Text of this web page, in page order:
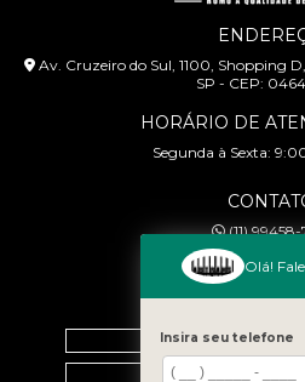
Av. Cruzeiro do Sul, 1100, Shopping
SP - CEP:
HORÁRIO DE
Segunda à Sexta:
(11) 99458-
Home
Empresa
Olá!
Insira seu telefone